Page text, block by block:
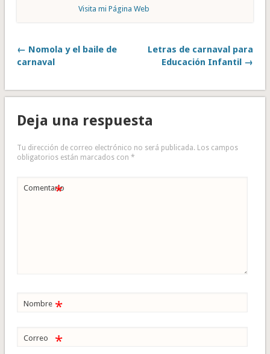
Visita mi Página Web
← Nomola y el baile de
carnaval
Letras de carnaval para
Educación Infantil →
Deja una respuesta
Tu dirección de correo electrónico no será publicada. Los campos
obligatorios están marcados con *
Comentario
*
Nombre *
Correo *